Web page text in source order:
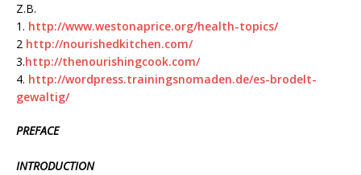
Z.B.
1. http://www.westonaprice.org/health-topics/
2 http://nourishedkitchen.com/
3.http://thenourishingcook.com/
4. http://wordpress.trainingsnomaden.de/es-brodelt-
gewaltig/
PREFACE
INTRODUCTION